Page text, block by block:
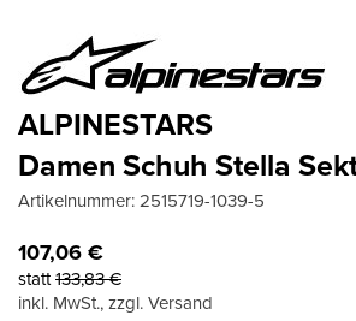
ALPINESTARS
Damen Schuh Stella
Artikelnummer:2515719-1039-5
107,06€
statt133,83€
inkl. MwSt., zzgl. Versand